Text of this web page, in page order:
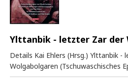
Ylttanbik - letzter Zar der
Details Kai Ehlers (Hrsg.) Ylttanbik -
Wolgabolgaren (Tschuwaschisches